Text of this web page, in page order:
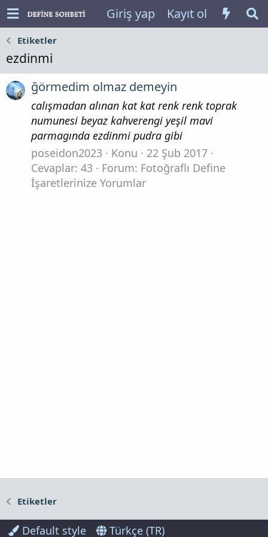
Giriş yap Kayıt ol
Etiketler
ezdinmi
ğörmedim olmaz demeyin
calışmadan alınan kat kat renk renk toprak
numunesi beyaz kahverengi yeşil mavi
parmagında ezdinmi pudra gibi
poseidon2023
Konu
22 Şub 2017
Cevaplar: 43
Forum: Fotoğraflı Define
İşaretlerinize Yorumlar
Etiketler
Default style Türkçe (TR)